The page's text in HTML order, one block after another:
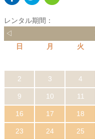
レンタル期間：
◁
日
月 火
2 3 4
9 10 11
16 17 18
23 24 25